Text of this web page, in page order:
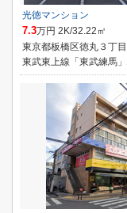
光徳マンション
7.3万円 2K/32.22㎡
東京都板橋区徳丸３丁目
東武東上線「東武練馬